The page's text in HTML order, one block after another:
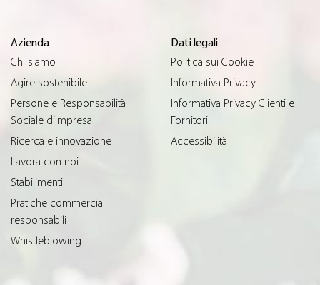
Azienda
Chi siamo
Agire sostenibile
Persone e Responsabilità
Sociale d’Impresa
Ricerca e innovazione
Lavora con noi
Stabilimenti
Pratiche commerciali
responsabili
Whistleblowing
Dati legali
Politica sui Cookie
Informativa Privacy
Informativa Privacy Clienti e
Fornitori
Accessibilità